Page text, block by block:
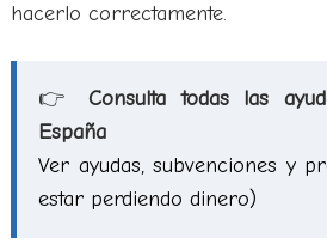
hacerlo correctamente.
👉 Consulta todas las
España
Ver ayudas, subvenciones y
estar perdiendo dinero)